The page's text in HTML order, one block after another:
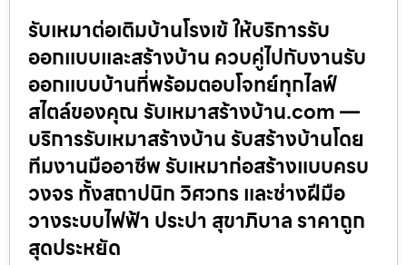
รับเหมาต่อเติมบ้านโรงเข้ ให้บริการรับ
ออกแบบและสร้างบ้าน ควบคู่ไปกับงานรับ
ออกแบบบ้านที่พร้อมตอบโจทย์ทุกไลฟ์
สไตล์ของคุณ รับเหมาสร้างบ้าน.com —
บริการรับเหมาสร้างบ้าน รับสร้างบ้านโดย
ทีมงานมืออาชีพ รับเหมาก่อสร้างแบบครบ
วงจร ทั้งสถาปนิก วิศวกร และช่างฝีมือ
วางระบบไฟฟ้า ประปา สุขาภิบาล ราคาถูก
สุดประหยัด